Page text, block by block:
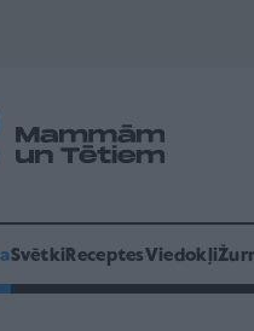
Svētki ReceptesViedokļi